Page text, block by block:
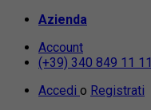
Azienda
Account
(+39) 340 849 11 11
Accedi o Registrati